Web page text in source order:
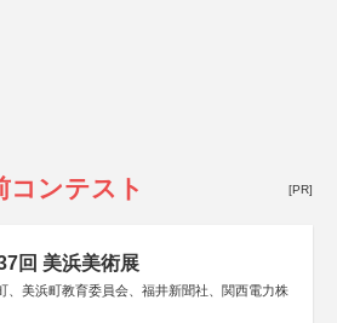
コンテスト [PR]
回 美浜美術展
、美浜町教育委員会、福井新聞社、関西電力株